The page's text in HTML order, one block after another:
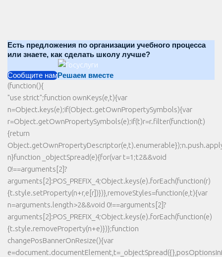
Есть предложения по организации учебного процесса
или знаете, как сделать школу лучше?
Сообщите намРешаем вместе
(function(){
"use strict";function ownKeys(e,t){var
n=Object.keys(e);if(Object.getOwnPropertySymbols){var
r=Object.getOwnPropertySymbols(e);if(t)r=r.filter(function(t)
{return
n}function _objectSpread(e){for(var t=1;t2&&void
0!==arguments[2]?
arguments[2]:POS_PREFIX_4;Object.keys(e).forEach(function(r)
{t.style.setProperty(n+r,e[r])})},removeStyles=function(e,t){var
n=arguments.length>2&&void 0!==arguments[2]?
arguments[2]:POS_PREFIX_4;Object.keys(e).forEach(function(e)
{t.style.removeProperty(n+e)})};function
changePosBannerOnResize(){var